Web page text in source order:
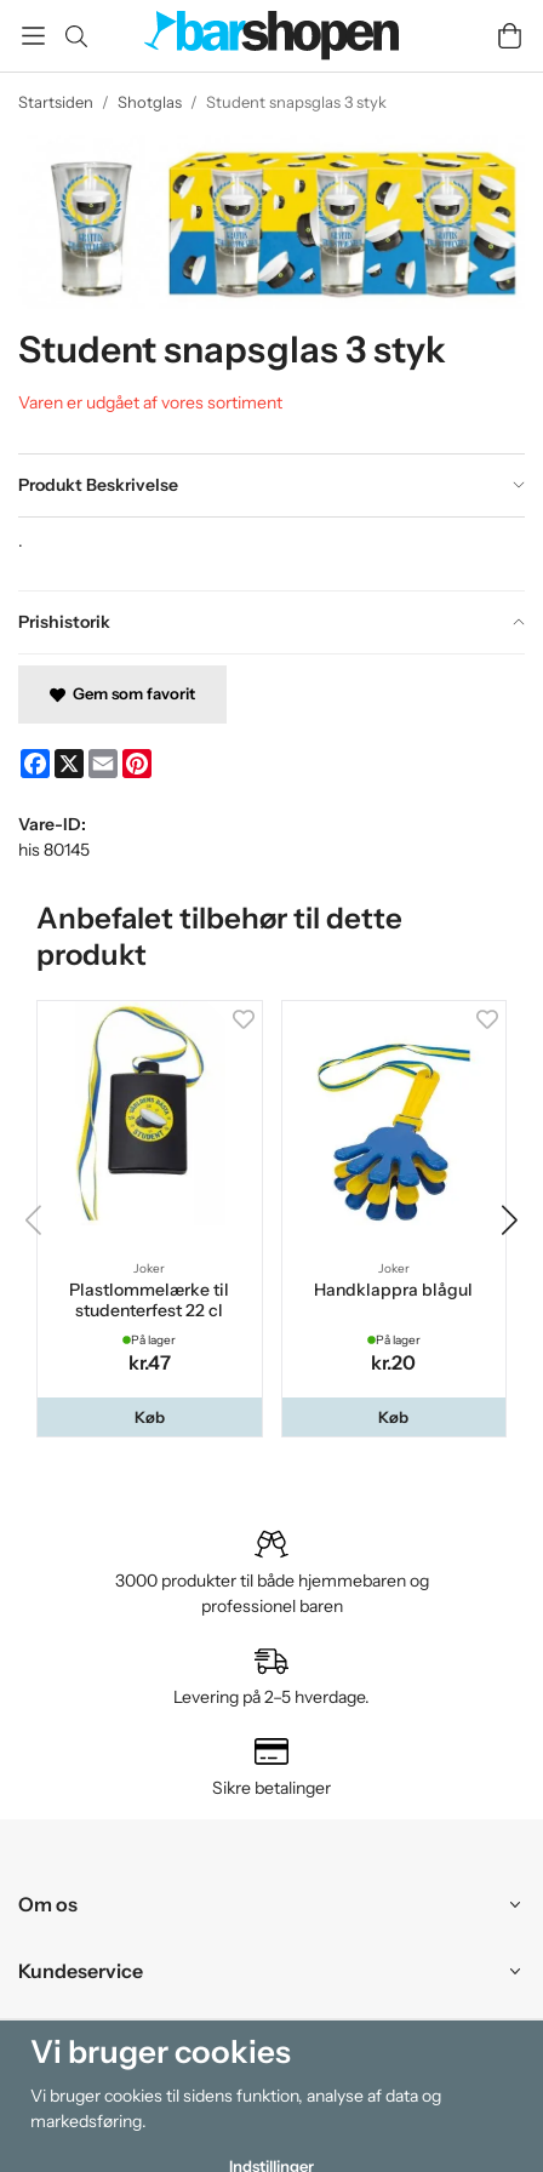
Startsiden / Shotglas / Student snapsglas 3 styk
Student snapsglas 3 styk
Varen er udgået af vores sortiment
Produkt Beskrivelse
Prishistorik
.
Gem som favorit
Facebook
X Email
Vare-ID:
his 80145
Anbefalet tilbehør til dette
produkt
Joker
Plastlommelærke til
studenterfest 22 cl
På lager
kr.47
Køb
Joker
Handklappra blågul
På lager
kr.20
Køb
3000 produkter til både hjemmebaren og
professionel baren
Levering på 2–5 hverdage.
Sikre betalinger
Om os
Kundeservice
Handle ind
Information
Vi bruger cookies
Vi bruger cookies til sidens funktion, analyse af data og
markedsføring.
Indstillinger